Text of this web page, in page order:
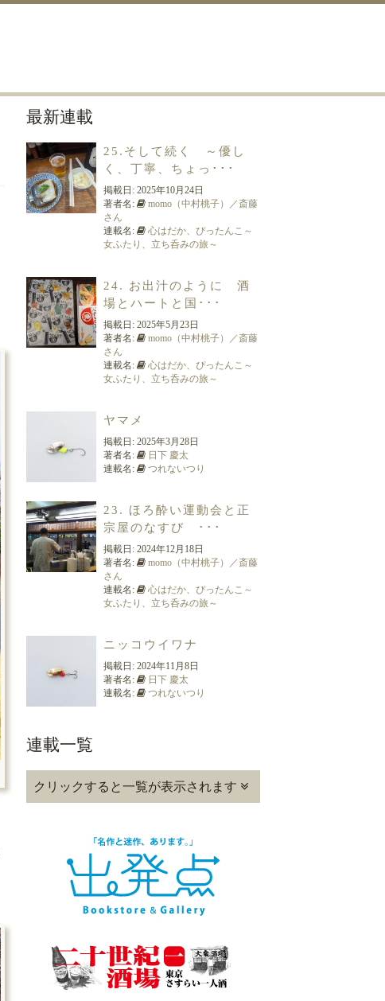
最新連載
25.そして続く ～優し
く、丁寧、ちょっ･･･
掲載日: 2025年10月24日
著者名:
momo（中村桃子）／斎藤
さん
連載名:
心はだか、ぴったんこ～
女ふたり、立ち呑みの旅～
24. お出汁のように 酒
場とハートと国･･･
掲載日: 2025年5月23日
著者名:
momo（中村桃子）／斎藤
さん
連載名:
心はだか、ぴったんこ～
女ふたり、立ち呑みの旅～
ヤマメ
掲載日: 2025年3月28日
著者名:
日下 慶太
連載名:
つれないつり
23. ほろ酔い運動会と正
宗屋のなすび ･･･
掲載日: 2024年12月18日
著者名:
momo（中村桃子）／斎藤
さん
連載名:
心はだか、ぴったんこ～
女ふたり、立ち呑みの旅～
ニッコウイワナ
掲載日: 2024年11月8日
著者名:
日下 慶太
連載名:
つれないつり
連載一覧
クリックすると一覧が表示されます